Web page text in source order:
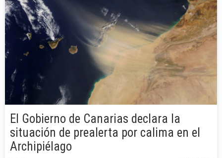
El Gobierno de Canarias declara la
situación de prealerta por calima en el
Archipiélago